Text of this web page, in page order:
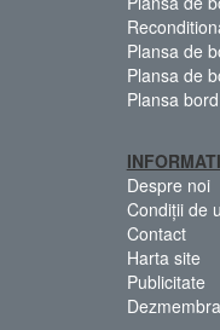
Plansa de
Plansa de
Plansa
Despre noi
Condiții de
Contact
Harta site
Publicitate